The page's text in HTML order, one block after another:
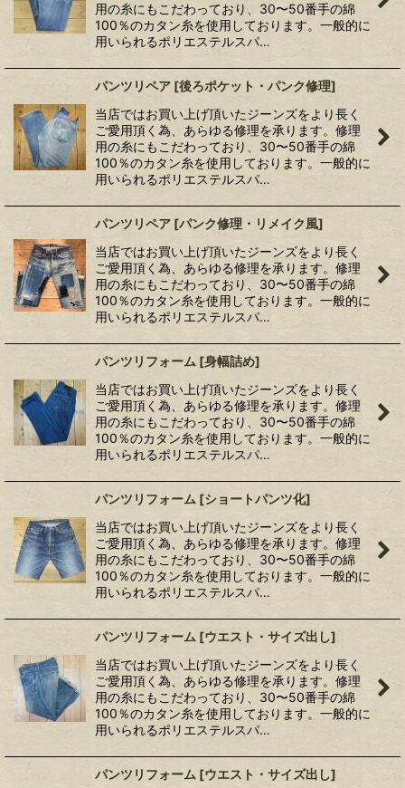
用の糸にもこだわっており、30〜50番手の綿
100％のカタン糸を使用しております。一般的に
用いられるポリエステルスパ…
パンツリペア [後ろポケット・パンク修理]
当店ではお買い上げ頂いたジーンズをより長く
ご愛用頂く為、あらゆる修理を承ります。修理
用の糸にもこだわっており、30〜50番手の綿
100％のカタン糸を使用しております。一般的に
用いられるポリエステルスパ…
パンツリペア [パンク修理・リメイク風]
当店ではお買い上げ頂いたジーンズをより長く
ご愛用頂く為、あらゆる修理を承ります。修理
用の糸にもこだわっており、30〜50番手の綿
100％のカタン糸を使用しております。一般的に
用いられるポリエステルスパ…
パンツリフォーム [身幅詰め]
当店ではお買い上げ頂いたジーンズをより長く
ご愛用頂く為、あらゆる修理を承ります。修理
用の糸にもこだわっており、30〜50番手の綿
100％のカタン糸を使用しております。一般的に
用いられるポリエステルスパ…
パンツリフォーム [ショートパンツ化]
当店ではお買い上げ頂いたジーンズをより長く
ご愛用頂く為、あらゆる修理を承ります。修理
用の糸にもこだわっており、30〜50番手の綿
100％のカタン糸を使用しております。一般的に
用いられるポリエステルスパ…
パンツリフォーム [ウエスト・サイズ出し]
当店ではお買い上げ頂いたジーンズをより長く
ご愛用頂く為、あらゆる修理を承ります。修理
用の糸にもこだわっており、30〜50番手の綿
100％のカタン糸を使用しております。一般的に
用いられるポリエステルスパ…
パンツリフォーム [ウエスト・サイズ出し]